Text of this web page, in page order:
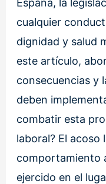
cualquier
dignidad y salud
este artículo,
consecuencias y
deben
combatir esta
laboral? El acoso
comportamiento
ejercido en el